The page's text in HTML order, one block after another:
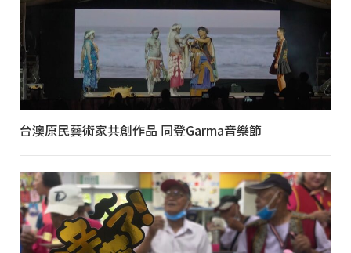
台澳原民藝術家共創作品 同登Garma音樂節